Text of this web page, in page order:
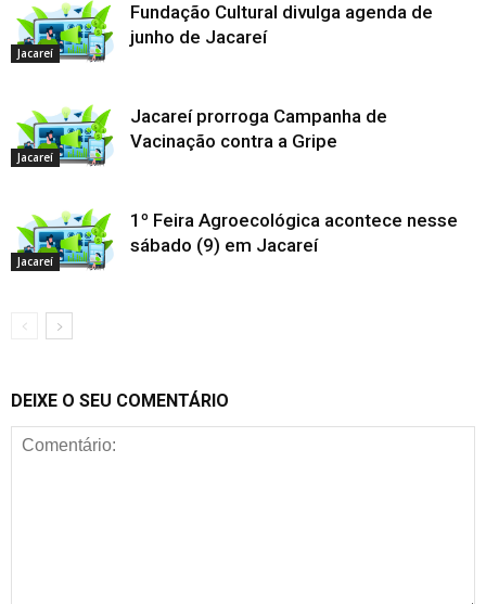
Jacareí
Fundação Cultural divulga agenda de
junho de Jacareí
Jacareí
Jacareí prorroga Campanha de
Vacinação contra a Gripe
Jacareí
1º Feira Agroecológica acontece nesse
sábado (9) em Jacareí
DEIXE O SEU COMENTÁRIO